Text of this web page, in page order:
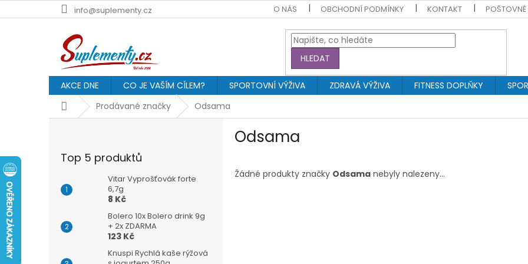
na
info@suplementy.cz O NÁS OBCHODNÍ PODMÍNKY KONTAKT POŠTOVNÉ
HLEDAT
AKCE DNE CO JE VAŠÍM CÍLEM? SPORTOVNÍ VÝŽIVA ZDRAVÁ VÝŽIVA FITNESS DOPLŇKY
DomůProdávané značky Odsama
Top 5 produktů
Vitar Vyprošťovák forte
6,7g
8 Kč
Bolero 10x Bolero drink 9g
+ 2x ZDARMA
123 Kč
Knuspi Rychlá kaše rýžová
Odsama
Žádné produkty značky Odsama nebyly nalezeny...